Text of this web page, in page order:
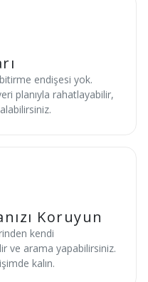
endişesi yok.
planıyla rahatlayabilir,
Koruyun
kendi
ve arama yapabilirsiniz.
kalın.